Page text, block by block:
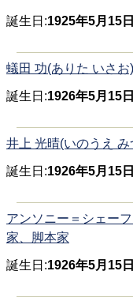
誕生日:1925年5月15
蟻田 功(ありた いさお
誕生日:1926年5月15
井上 光晴(いのうえ み
誕生日:1926年5月15
アンソニー＝シェー
家、脚本家
誕生日:1926年5月15